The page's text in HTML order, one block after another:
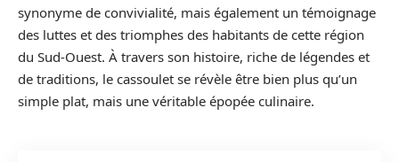
synonyme de convivialité, mais également un témoignage
des luttes et des triomphes des habitants de cette région
du Sud-Ouest. À travers son histoire, riche de légendes et
de traditions, le cassoulet se révèle être bien plus qu’un
simple plat, mais une véritable épopée culinaire.